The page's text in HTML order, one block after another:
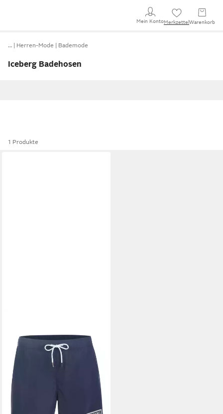
Mein KontoMerkzettel Warenkorb
… Herren-Mode Bademode
Iceberg Badehosen
1 Produkte